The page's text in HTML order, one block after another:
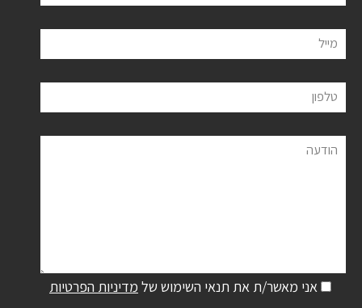
מייל
טלפון
הודעה
אני מאשר/ת את תנאי השימוש של מדיניות הפרטיות